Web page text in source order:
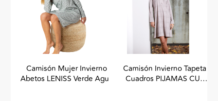
Camisón Mujer Invierno
Abetos LENISS Verde Agua
Camisón Invierno Tapeta
Cuadros PIJAMAS CUE